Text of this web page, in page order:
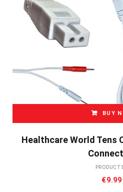
BUY
Healthcare World Tens
€9.99